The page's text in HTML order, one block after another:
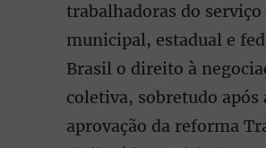
trabalhadoras do
municipal, estadual e
Brasil o direito à
coletiva, sobretudo após
aprovação da reforma